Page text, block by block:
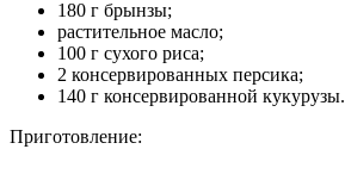
180 г брынзы;
растительное масло;
100 г сухого риса;
2 консервированных персика;
140 г консервированной кукурузы.
Приготовление: